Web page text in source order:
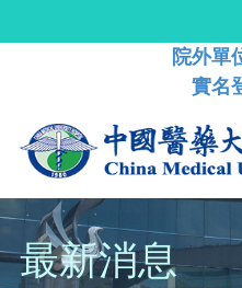
院外單
實名
最新消息